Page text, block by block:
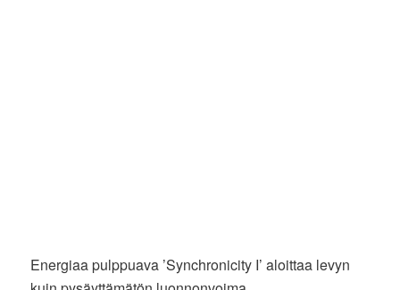
Energiaa pulppuava ’Synchronicity I’ aloittaa levyn